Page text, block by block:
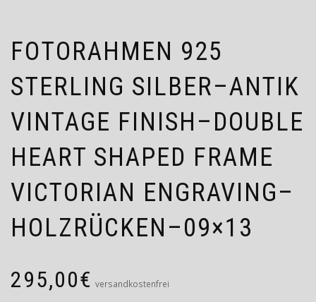
FOTORAHMEN 925
STERLING SILBER–ANTIK
VINTAGE FINISH–DOUBLE
HEART SHAPED FRAME
VICTORIAN ENGRAVING–
HOLZRÜCKEN–09×13
295,00€ versandkostenfrei